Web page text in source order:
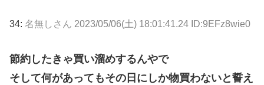
34: 名無しさん 2023/05/06(土) 18:01:41.24 ID:9EFz8wie0
節約したきゃ買い溜めするんやで
そして何があってもその日にしか物買わないと誓え